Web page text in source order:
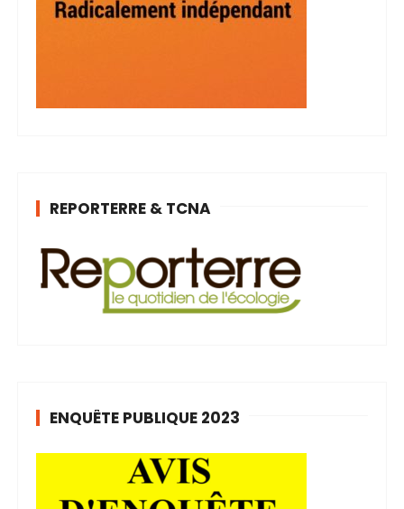
REPORTERRE & TCNA
ENQUÊTE PUBLIQUE 2023